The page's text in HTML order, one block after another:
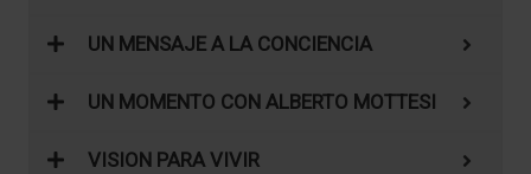
UN MENSAJE A LA CONCIENCIA
UN MOMENTO CON ALBERTO MOTTESI
VISION PARA VIVIR